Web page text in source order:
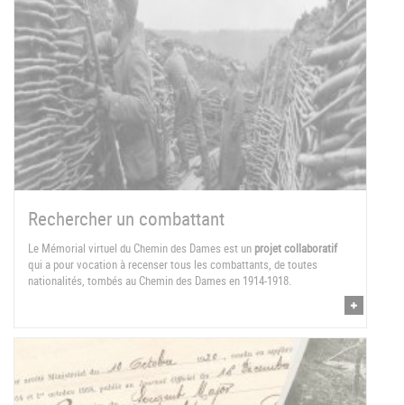
Rechercher un combattant
Le Mémorial virtuel du Chemin des Dames est un projet collaboratif
qui a pour vocation à recenser tous les combattants, de toutes
nationalités, tombés au Chemin des Dames en 1914-1918.